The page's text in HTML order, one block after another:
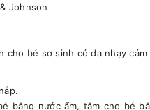
Johnson
cho bé sơ sinh có da nhạy cảm
bằng nước ấm, tắm cho bé